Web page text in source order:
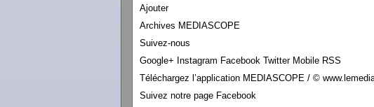
Ajouter
Archives MEDIASCOPE
Suivez-nous
Google+ Instagram Facebook Twitter Mobile RSS
Téléchargez l’application MEDIASCOPE / ©
Suivez notre page Facebook